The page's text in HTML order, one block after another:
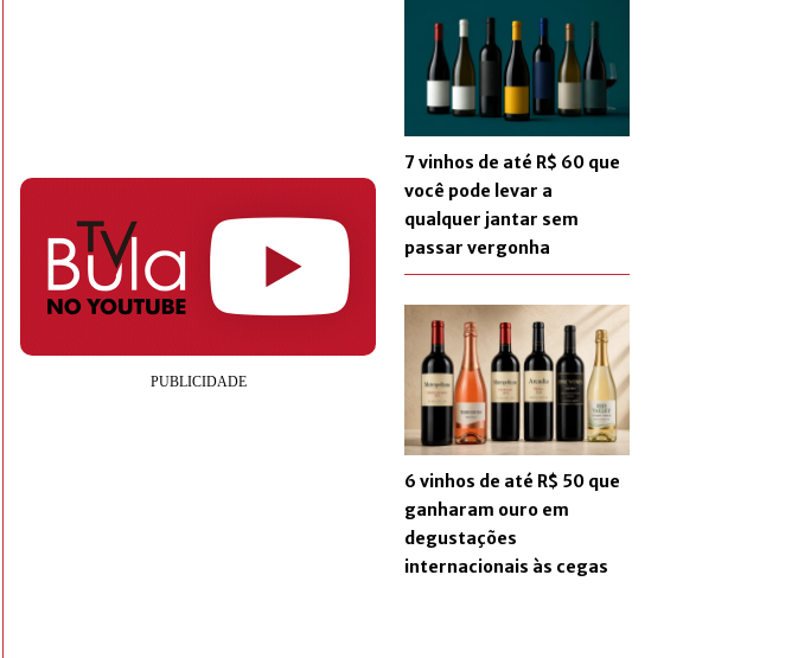
7 vinhos de até R$ 60 que
você pode levar a
qualquer jantar sem
passar vergonha
6 vinhos de até R$ 50 que
ganharam ouro em
degustações
internacionais às cegas